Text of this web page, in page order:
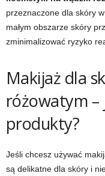
przeznaczone dla skóry
małym obszarze skóry
zminimalizować ryzyko
Makijaż dla
różowatym –
produkty?
Jeśli chcesz używać
są delikatne dla skóry i